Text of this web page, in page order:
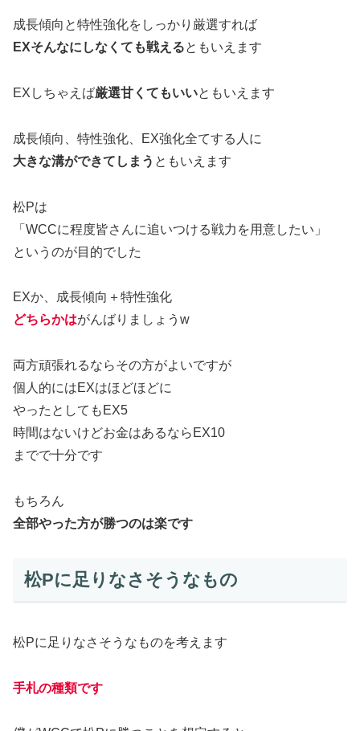
成長傾向と特性強化をしっかり厳選すれば
EXそんなにしなくても戦えるともいえます
EXしちゃえば厳選甘くてもいいともいえます
成長傾向、特性強化、EX強化全てする人に
大きな溝ができてしまう ともいえます
松Pは
「WCCに程度皆さんに追いつける戦力を用意したい」
というのが目的でした
EXか、成長傾向＋特性強化
どちらかはがんばりましょうw
両方頑張れるならその方がよいですが
個人的にはEXはほどほどに
やったとしてもEX5
時間はないけどお金はあるならEX10
までで十分です
もちろん
全部やった方が勝つのは楽です
松Pに足りなさそうなもの
松Pに足りなさそうなものを考えます
手札の種類です